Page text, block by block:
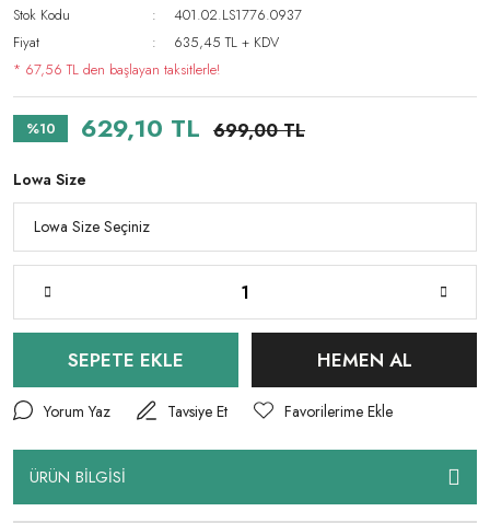
Stok Kodu
401.02.LS1776.0937
Fiyat
635,45 TL + KDV
* 67,56 TL den başlayan taksitlerle!
%10 629,10 TL 699,00 TL
Lowa Size
SEPETE EKLE HEMEN AL
Yorum Yaz Tavsiye Et
ÜRÜN BİLGİSİ